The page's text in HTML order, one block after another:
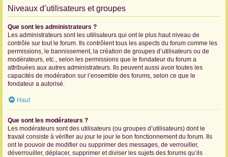
Niveaux d’utilisateurs et groupes
Que sont les administrateurs ?
Les administrateurs sont les utilisateurs qui ont le plus haut niveau de
contrôle sur tout le forum. Ils contrôlent tous les aspects du forum comme les
permissions, le bannissement, la création de groupes d’utilisateurs ou de
modérateurs, etc., selon les permissions que le fondateur du forum a
attribuées aux autres administrateurs. Ils peuvent aussi avoir toutes les
capacités de modération sur l’ensemble des forums, selon ce que le
fondateur a autorisé.
Haut
Que sont les modérateurs ?
Les modérateurs sont des utilisateurs (ou groupes d’utilisateurs) dont le
travail consiste à vérifier au jour le jour le bon fonctionnement du forum. Ils
ont le pouvoir de modifier ou supprimer des messages, de verrouiller,
déverrouiller, déplacer, supprimer et diviser les sujets des forums qu’ils